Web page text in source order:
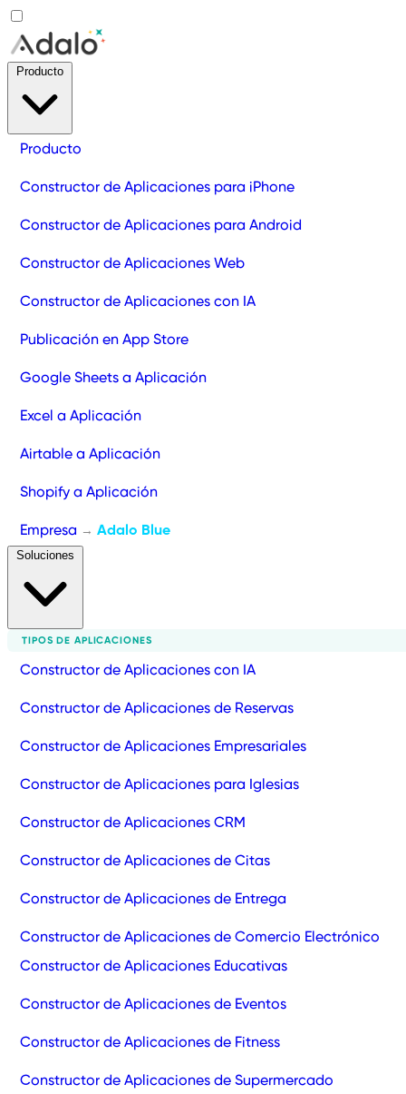
Producto
Constructor de Aplicaciones para iPhone
Constructor de Aplicaciones para Android
Constructor de Aplicaciones Web
Constructor de Aplicaciones con IA
Publicación en App Store
Google Sheets a Aplicación
Excel a Aplicación
Airtable a Aplicación
Shopify a Aplicación
Empresa → Adalo Blue
TIPOS DE APLICACIONES
Constructor de Aplicaciones con IA
Constructor de Aplicaciones de Reservas
Constructor de Aplicaciones Empresariales
Constructor de Aplicaciones para Iglesias
Constructor de Aplicaciones CRM
Constructor de Aplicaciones de Citas
Constructor de Aplicaciones de Entrega
Constructor de Aplicaciones de Comercio Electrónico
Constructor de Aplicaciones Educativas
Constructor de Aplicaciones de Eventos
Constructor de Aplicaciones de Fitness
Constructor de Aplicaciones de Supermercado